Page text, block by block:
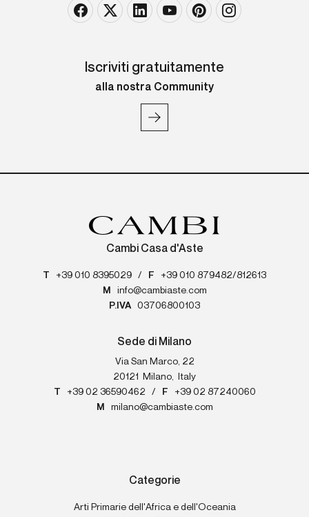
Iscriviti gratuitamente
alla nostra Community
Cambi Casa d'Aste
T +39 010 8395029 / F
+39 010 879482/812613
M
info@cambiaste.com
P.IVA
03706800103
Sede di Milano
Via San Marco, 22
20121
Milano,
Italy
T
+39 02 36590462 / F
+39 02 87240060
M
milano@cambiaste.com
Categorie
Arti Primarie dell'Africa e dell'Oceania